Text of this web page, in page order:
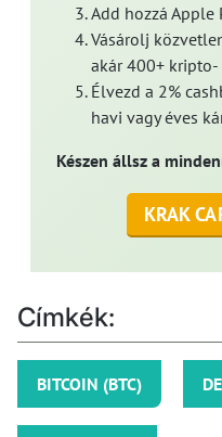
Add hozzá Apple
Vásárolj
akár 400+ kripto-
Élvezd a 2%
havi vagy éves
Készen állsz a
KRAK
Címkék:
BITCOIN (BTC)